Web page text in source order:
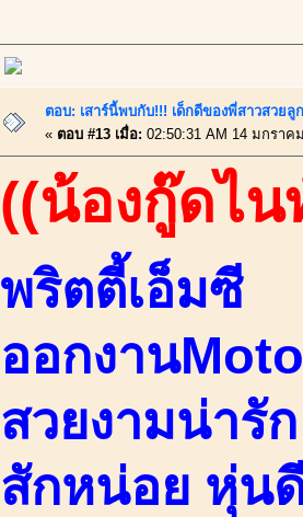
ตอบ: เสาร์นี้พบกับ!!! เด็กดีของพี่สาวสวยลู
« ตอบ #13 เมื่อ: 02:50:31 AM 14 มกราค
((น้องกู๊ดไน
พริตตี้เอ็มซี
ออกงาน
สวยงามน่ารั
สักหน่อย หุ่น